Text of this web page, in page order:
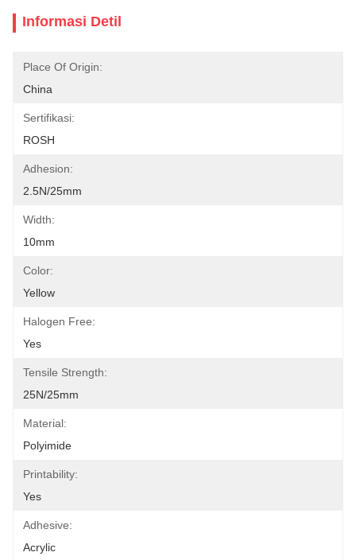
Informasi Detil
Place Of Origin:
China
Sertifikasi:
ROSH
Adhesion:
2.5N/25mm
Width:
10mm
Color:
Yellow
Halogen Free:
Yes
Tensile Strength:
25N/25mm
Material:
Polyimide
Printability:
Yes
Adhesive:
Acrylic